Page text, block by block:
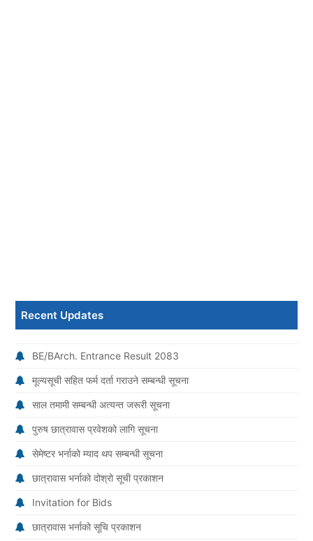
Recent Updates
BE/BArch. Entrance Result 2083
मूल्यसूची सहित फर्म दर्ता गराउने सम्बन्धी सूचना
साल तमामी सम्बन्धी अत्यन्त जरूरी सूचना
पुरुष छात्रावास प्रवेशको लागि सूचना
सेमेष्टर भर्नाको म्याद थप सम्बन्धी सूचना
छात्रावास भर्नाको दोश्रो सूची प्रकाशन
Invitation for Bids
छात्रावास भर्नाको सूचि प्रकाशन